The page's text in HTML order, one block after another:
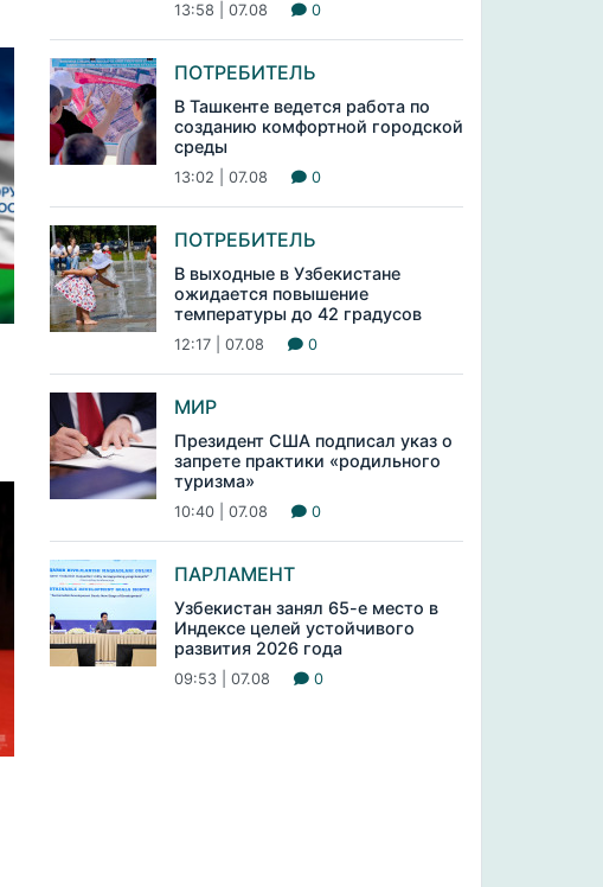
13:58 | 07.08 0
ПОТРЕБИТЕЛЬ
В Ташкенте ведется работа по
созданию комфортной городской
среды
13:02 | 07.08 0
ПОТРЕБИТЕЛЬ
В выходные в Узбекистане
ожидается повышение
температуры до 42 градусов
12:17 | 07.08 0
МИР
Президент США подписал указ о
запрете практики «родильного
туризма»
10:40 | 07.08 0
ПАРЛАМЕНТ
Узбекистан занял 65-е место в
Индексе целей устойчивого
развития 2026 года
09:53 | 07.08 0